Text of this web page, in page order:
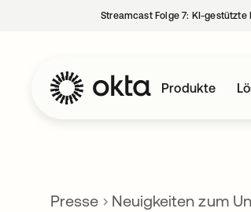
Streamcast Folge 7: KI-gestützte
Produkte
Presse Neuigkeiten zum